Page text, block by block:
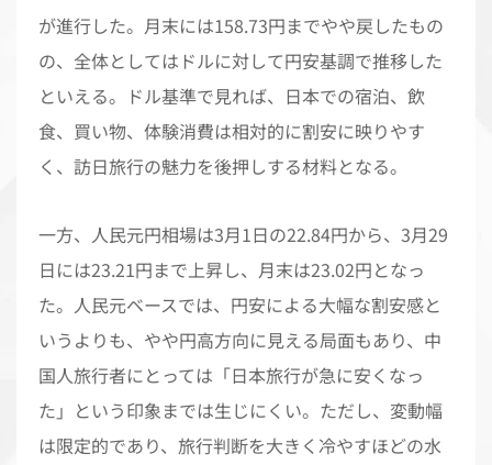
が進行した。月末には158.73円までやや戻したもの
の、全体としてはドルに対して円安基調で推移した
といえる。ドル基準で見れば、日本での宿泊、飲
食、買い物、体験消費は相対的に割安に映りやす
く、訪日旅行の魅力を後押しする材料となる。
一方、人民元円相場は3月1日の22.84円から、3月29
日には23.21円まで上昇し、月末は23.02円となっ
た。人民元ベースでは、円安による大幅な割安感と
いうよりも、やや円高方向に見える局面もあり、中
国人旅行者にとっては「日本旅行が急に安くなっ
た」という印象までは生じにくい。ただし、変動幅
は限定的であり、旅行判断を大きく冷やすほどの水